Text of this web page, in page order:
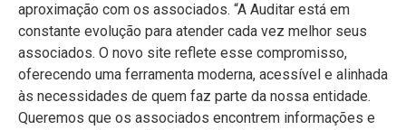
aproximação com os associados. “A Auditar está em
constante evolução para atender cada vez melhor seus
associados. O novo site reflete esse compromisso,
oferecendo uma ferramenta moderna, acessível e alinhada
às necessidades de quem faz parte da nossa entidade.
Queremos que os associados encontrem informações e